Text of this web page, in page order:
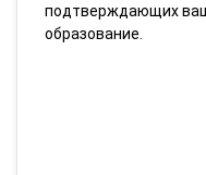
подтверждающих
образование.